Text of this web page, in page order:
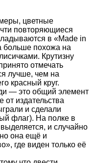
цветные
повторяющиеся
в «Made in
больше похожа на
Крутизну
отмечать
лучше, чем на
красный круг.
— это общий элемент
от издательства
и сделали
флаг). На полке в
и случайно
она ещё и
где виден только её